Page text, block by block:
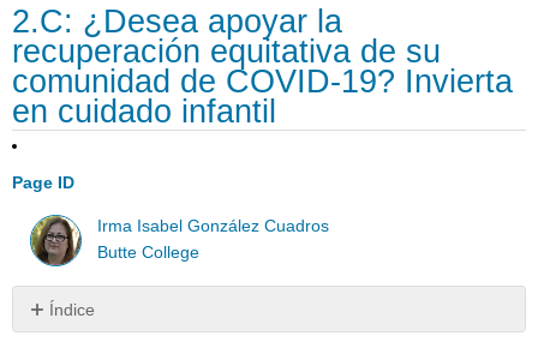
2.C: ¿Desea apoyar la
recuperación equitativa de su
comunidad de COVID-19? Invierta
en cuidado infantil
Page ID
Irma Isabel González Cuadros
Butte College
Índice